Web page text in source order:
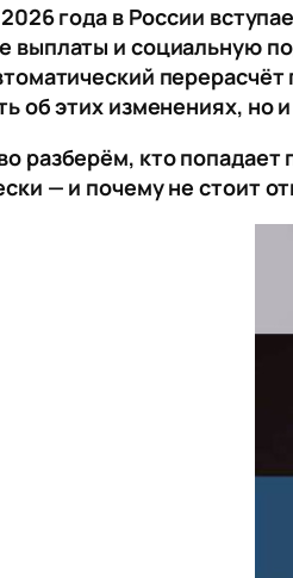
2026 года в России
выплаты и социальную
об этих изменениях, но
разберём, кто попадает
— и почему не стоит